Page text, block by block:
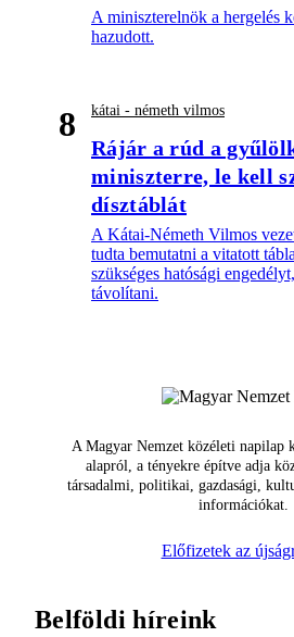
A miniszterelnök a hergelés
hazudott.
8 kátai - németh vilmos
Rájár a rúd a
miniszterre, le kell
dísztáblát
A Kátai-Németh Vilmos
tudta bemutatni a vitatott
szükséges hatósági
távolítani.
A Magyar Nemzet közéleti napilap
alapról, a tényekre építve adja
társadalmi, politikai, gazdasági,
információkat.
Előfizetek az
Belföldi híreink